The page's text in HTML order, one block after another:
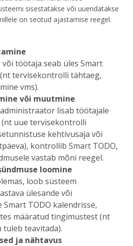
sisestatakse või uuendatakse
on seotud ajastamise reegel.
töötaja seab üles Smart
tervisekontrolli tähtaeg,
vms).
või muutmine
lisab töötajale
(nt uue tervisekontrolli
kehtivusaja või
kontrollib Smart TODO,
vastab mõni reegel.
loomine
loob süsteem
ülesande või
Smart TODO kalendrisse,
määratud tingimustest (nt
tuleb teavitada).
ja nähtavus